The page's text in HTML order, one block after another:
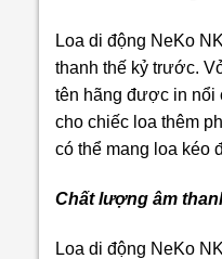
Loa di động NeKo
thanh thế kỷ trước.
tên hãng được in nổi
cho chiếc loa thêm
có thể mang loa kéo
Chất lượng âm
Loa di động NeKo